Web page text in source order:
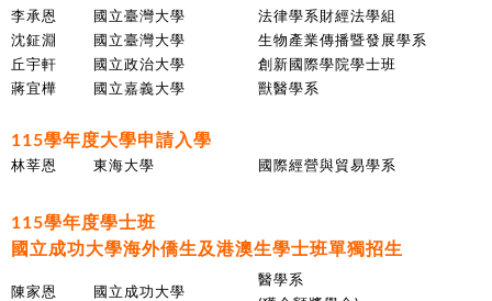
李承恩
國立臺灣大學
法律學系財經法學組
沈鉦淵
國立臺灣大學
生物產業傳播暨發展學系
丘宇軒
國立政治大學
創新國際學院學士班
蔣宜樺
國立嘉義大學 獸醫學系
115學年度大學申請入學
林莘恩 東海大學 國際經營與貿易學系
115學年度學士班
國立成功大學海外僑生及港澳生學士班單獨招生
陳家恩 國立成功大學
醫學系